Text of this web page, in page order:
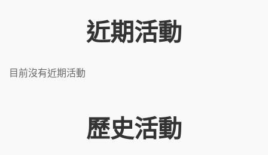
近期活動
目前沒有近期活動
歷史活動